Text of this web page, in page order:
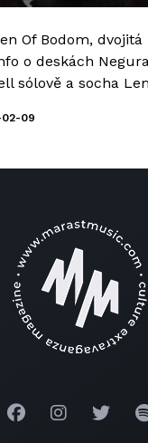
Of Bodom, dvojitá
o deskách
sólově a socha
02-09